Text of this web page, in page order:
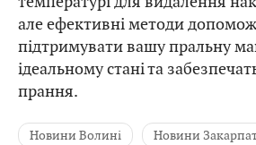
але ефективні методи
підтримувати вашу пральну
ідеальному стані та
прання.
Новини Волині Новини